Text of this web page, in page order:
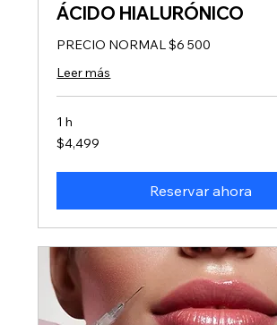
ÁCIDO HIALURÓNICO
PRECIO NORMAL $6 500
Leer más
1 h
4,499
pesos
$4,499
Reservar ahora